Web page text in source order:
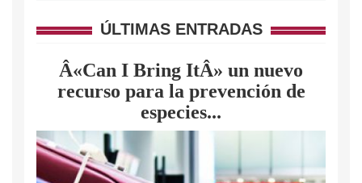
ÚLTIMAS ENTRADAS
Â«Can I Bring ItÂ» un nuevo
recurso para la prevención de
especies...